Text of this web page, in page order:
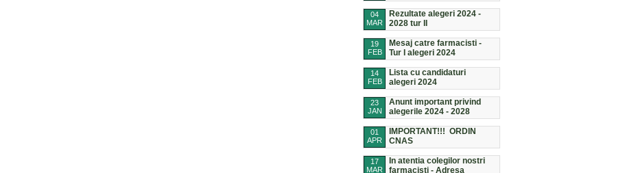
04
MAR
Rezultate alegeri 2024 -
2028 tur II
19
FEB
Mesaj catre farmacisti -
Tur I alegeri 2024
14
FEB
Lista cu candidaturi
alegeri 2024
23
JAN
Anunt important privind
alegerile 2024 - 2028
01
APR
IMPORTANT!!! ORDIN
CNAS
17
MAR
In atentia colegilor nostri
farmacisti - Adresa